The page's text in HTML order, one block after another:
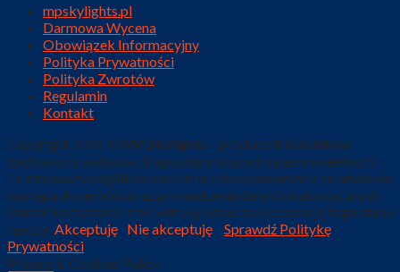
mpskylights.pl
Darmowa Wycena
Obowiązek Informacyjny
Polityka Prywatności
Polityka Zwrotów
Regulamin
Kontakt
Copyright 2026 © MP Skylights - producent świetlików
dachowych, wyłazów, klap oddymiających i pasm świetlnych
Ta strona używa plików cookie w celu usprawnienia i ułatwienia
dostępu do serwisu oraz prowadzenia danych statystycznych.
Dalsze korzystanie z tej witryny oznacza akceptację tego stanu
rzeczy. Akceptuję Nie akceptuję
Sprawdź Politykę
Prywatności
Privacy & Cookies Policy